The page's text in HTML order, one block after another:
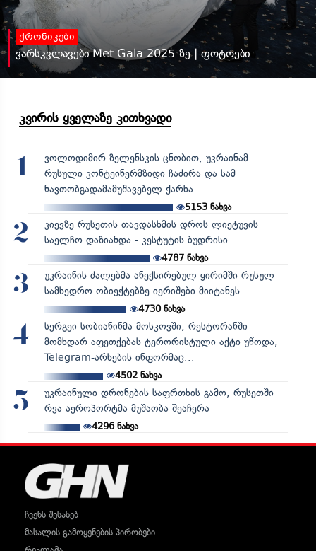
ქრონიკები
ვარსკვლავები Met Gala 2025-ზე | ფოტოები
კვირის ყველაზე კითხვადი
1
ვოლოდიმირ ზელენსკის ცნობით, უკრაინამ
რუსული კონტეინერმზიდი ჩაძირა და სამ
ნავთობგადამამუშავებელ ქარხა...
5153 ნახვა
2
კიევზე რუსეთის თავდასხმის დროს ლიეტუვის
საელჩო დაზიანდა - კესტუტის ბუდრისი
4787ნახვა
3
უკრაინის ძალებმა ანექსირებულ ყირიმში რუსულ
სამხედრო ობიექტებზე იერიშები მიიტანეს...
4730ნახვა
4
სერგეი სობიანინმა მოსკოვში, რესტორანში
მომხდარ აფეთქებას ტერორისტული აქტი უწოდა,
Telegram-არხების ინფორმაც...
4502ნახვა
5
უკრაინული დრონების საფრთხის გამო, რუსეთში
რვა აეროპორტმა მუშაობა შეაჩერა
4296ნახვა
ჩვენს შესახებ
მასალის გამოყენების პირობები